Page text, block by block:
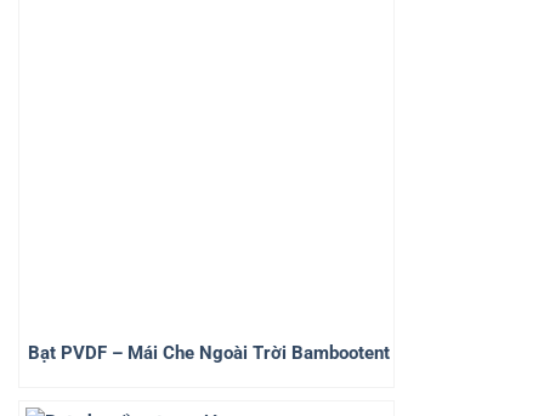
Bạt PVDF – Mái Che Ngoài Trời Bambootent